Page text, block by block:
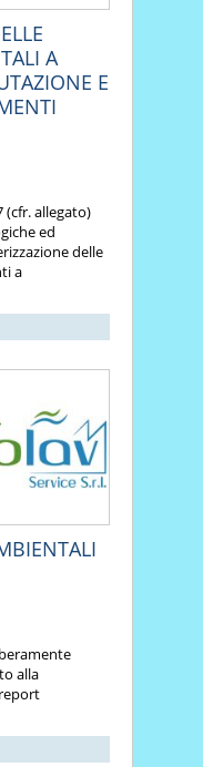
A
E
(cfr. allegato)
ed
delle
a
alla